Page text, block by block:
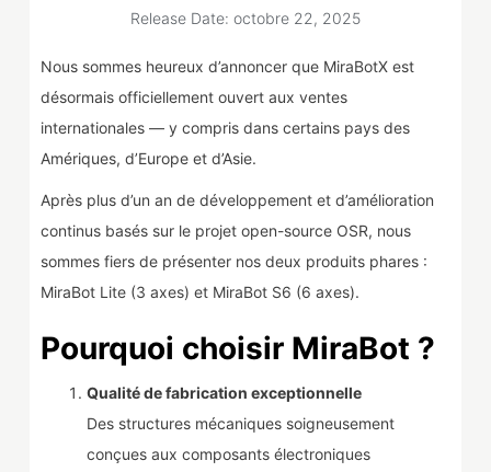
Release Date: octobre 22, 2025
Nous sommes heureux d’annoncer que MiraBotX est
désormais officiellement ouvert aux ventes
internationales — y compris dans certains pays des
Amériques, d’Europe et d’Asie.
Après plus d’un an de développement et d’amélioration
continus basés sur le projet open-source OSR, nous
sommes fiers de présenter nos deux produits phares :
MiraBot Lite (3 axes) et MiraBot S6 (6 axes).
Pourquoi choisir MiraBot ?
Qualité de fabrication exceptionnelle
Des structures mécaniques soigneusement
conçues aux composants électroniques